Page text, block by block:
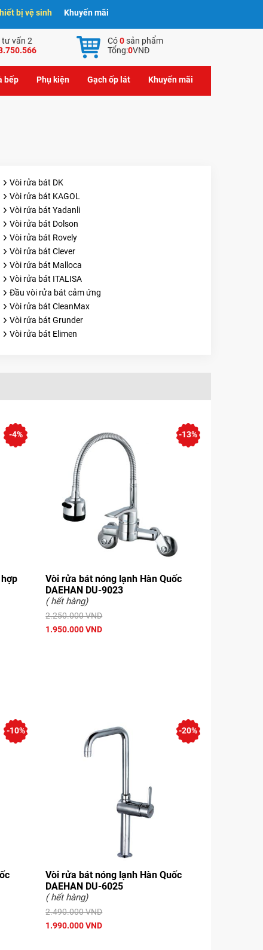
bị vệ sinh Khuyến mãi
tư vấn 2
Có0sản phẩm
Tổng:0VNĐ
bếp Phụ kiện Gạch ốp lát Khuyến mãi
Vòi rửa bát DK
Vòi rửa bát KAGOL
Vòi rửa bát Yadanli
Vòi rửa bát Dolson
Vòi rửa bát Rovely
Vòi rửa bát Clever
Vòi rửa bát Malloca
Vòi rửa bát ITALISA
Đầu vòi rửa bát cảm ứng
Vòi rửa bát CleanMax
Vòi rửa bát Grunder
Vòi rửa bát Elimen
-4%
Vòi rửa bát nóng lạnh Hàn Quốc
DAEHAN DU-9023
( hết hàng)
2.250.000 VND
1.950.000 VND
-13%
-10%
Vòi rửa bát nóng lạnh Hàn Quốc
DAEHAN DU-6025
( hết hàng)
2.490.000 VND
1.990.000 VND
-20%